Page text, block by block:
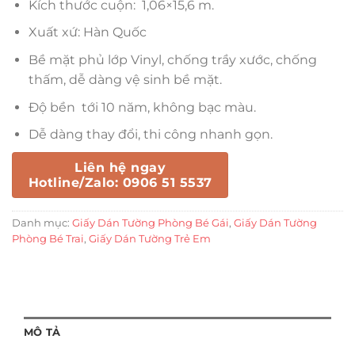
Kích thước cuộn: 1,06×15,6 m.
Xuất xứ: Hàn Quốc
Bề mặt phủ lớp Vinyl, chống trầy xước, chống
thấm, dễ dàng vệ sinh bề mặt.
Độ bền tới 10 năm, không bạc màu.
Dễ dàng thay đổi, thi công nhanh gọn.
Liên hệ ngay
Hotline/Zalo: 0906 51 5537
Danh mục: Giấy Dán Tường Phòng Bé Gái, Giấy Dán Tường
Phòng Bé Trai, Giấy Dán Tường Trẻ Em
MÔ TẢ